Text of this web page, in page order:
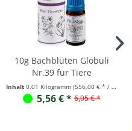
10g Bachblüten Globuli
Nr.39 für Tiere
Inhalt 0.01 Kilogramm (556,00 € * / 1 Kilogramm)
5,56 € * 6,95 € *